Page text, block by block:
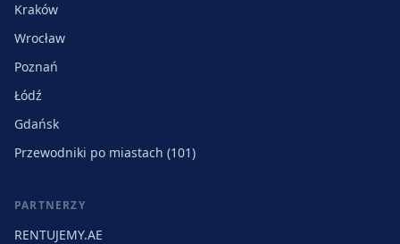
Kraków
Wrocław
Poznań
Łódź
Gdańsk
Przewodniki po miastach (101)
PARTNERZY
RENTUJEMY.AE